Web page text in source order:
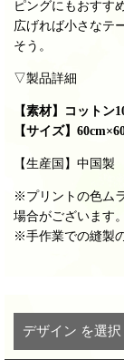
ピングにもおすすめ
広げれば小さなテ
そう。
▽製品詳細
【素材】
コットン
【サイズ】
【生産国】中国製
※プリントの色ム
場合がございます。
※手作業での縫製
デザイン を選